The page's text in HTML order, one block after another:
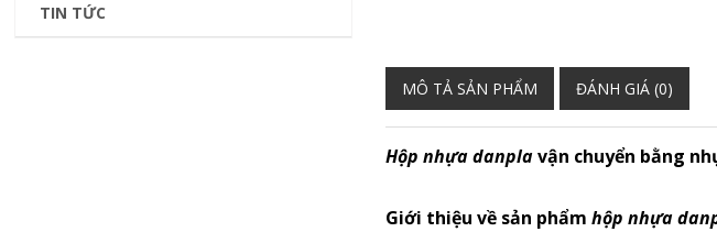
TIN TỨC
MÔ TẢ SẢN PHẨM ĐÁNH GIÁ (0)
Hộp nhựa danplavận chuyển bằng
Giới thiệu về sản phẩmhộp nhựa